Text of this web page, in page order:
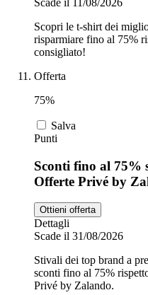
Scade il 11/08/2026
Scopri le t-shirt dei
risparmiare fino al 75%
consigliato!
Offerta
75%
Salva
Punti
Sconti fino al 75%
Offerte Privé by
Ottieni offerta
Dettagli
Scade il 31/08/2026
Stivali dei top brand a
sconti fino al 75%
Privé by Zalando.